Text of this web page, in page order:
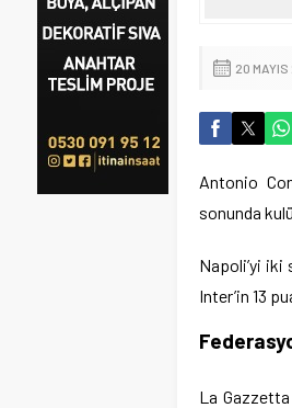
20 MAYIS
Antonio
sonunda
Napoli’yi iki
Inter’in 13
La